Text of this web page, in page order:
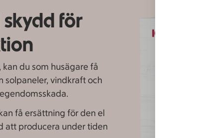
för
, kan du som husägare få
vindkraft och
få ersättning för den el
att producera under tiden